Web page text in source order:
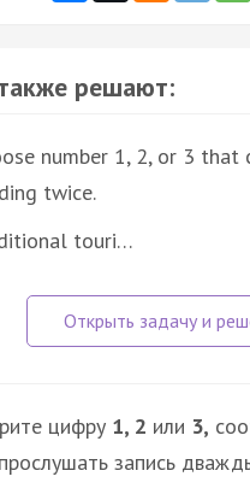
решают:
number 1, 2, or 3
twice.
touri…
цифру 1, 2 или 3,
запись